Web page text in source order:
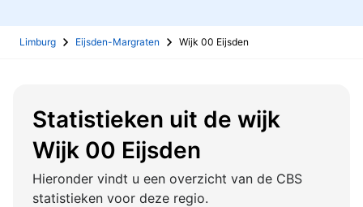
Limburg Eijsden-Margraten Wijk 00 Eijsden
Statistieken uit de wijk
Wijk 00 Eijsden
Hieronder vindt u een overzicht van de CBS
statistieken voor deze regio.